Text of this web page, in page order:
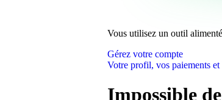
Vous utilisez un outil
Gérez votre compte
Votre profil, vos paiements et
Impossible